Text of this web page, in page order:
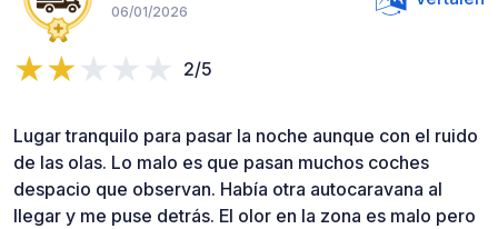
06/01/2026
2/5
Lugar tranquilo para pasar la noche aunque con el ruido
de las olas. Lo malo es que pasan muchos coches
despacio que observan. Había otra autocaravana al
llegar y me puse detrás. El olor en la zona es malo pero